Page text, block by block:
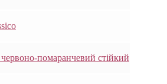
помаранчевий стійкий